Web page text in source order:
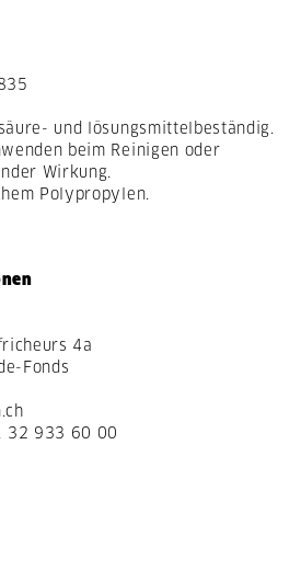
und lösungsmittelbeständig.
beim Reinigen oder
Wirkung.
Polypropylen.
4a
Fonds
32 933 60 00